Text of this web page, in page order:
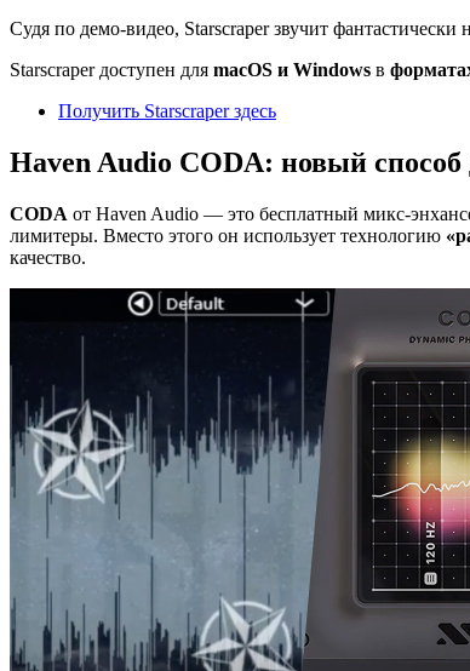
Судя по демо-видео, Starscraper звучит
Starscraper доступен для macOS и Windows в
Получить Starscraper здесь
Haven Audio CODA: новый
CODA от Haven Audio — это бесплатный микс-
лимитеры. Вместо этого он использует технологию
качество.